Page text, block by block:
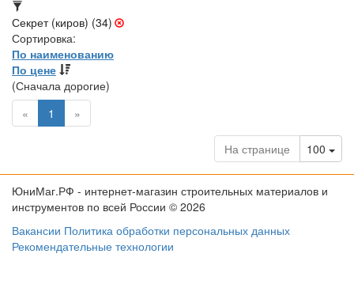
Секрет (киров) (34)
Сортировка:
По наименованию
По цене
(Сначала дорогие)
«
1 (current)
»
На странице 100
ЮниМаг.РФ - интернет-магазин строительных материалов и
инструментов по всей России © 2026
Вакансии Политика обработки персональных данных
Рекомендательные технологии